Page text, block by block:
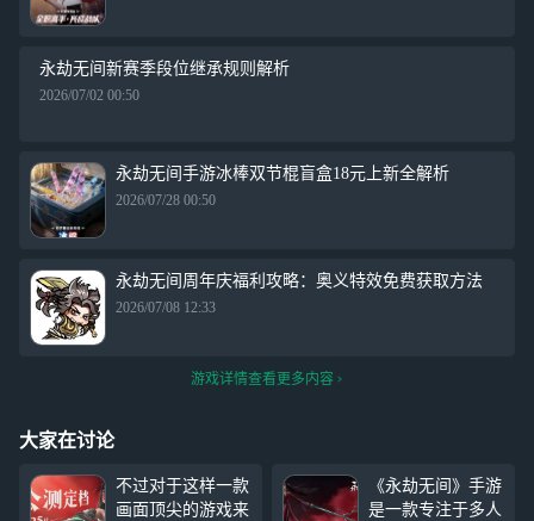
永劫无间新赛季段位继承规则解析
2026/07/02 00:50
永劫无间手游冰棒双节棍盲盒18元上新全解析
2026/07/28 00:50
永劫无间周年庆福利攻略：奥义特效免费获取方法
2026/07/08 12:33
游戏详情查看更多内容
大家在讨论
不过对于这样一款
画面顶尖的游戏来
《永劫无间》手游
是一款专注于多人